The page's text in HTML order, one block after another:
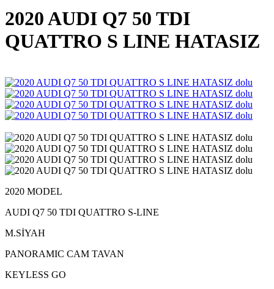
2020 AUDI Q7 50 TDI
QUATTRO S LINE HATASIZ
2020 MODEL
AUDI Q7 50 TDI QUATTRO S-LINE
M.SİYAH
PANORAMIC CAM TAVAN
KEYLESS GO